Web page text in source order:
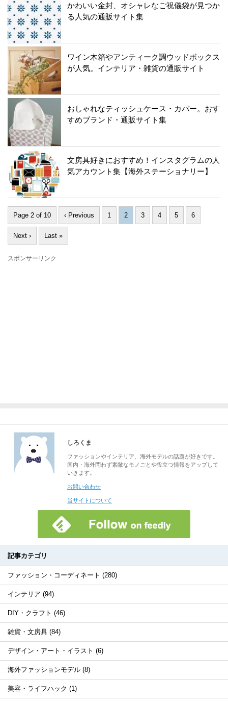
かわいい金封、オシャレなご祝儀袋が見つか
る人気の通販サイト集
ワイン木箱やアンティーク調ウッドボックス
が人気。インテリア・雑貨の通販サイト
おしゃれなティッシュケース・カバー。おす
すめブランド・通販サイト集
文房具好きにおすすめ！インスタグラムの人
気アカウント集【海外ステーショナリー】
Page 2 of 10 ‹ Previous 1 2 3 4 5 6
Next › Last »
スポンサーリンク
しろくま
ファッションやインテリア、海外モデルの話題が好きです。
国内・海外問わず素敵なモノごとや役立つ情報をアップして
いきます。
お問い合わせ
当サイトについて
記事カテゴリ
ファッション・コーディネート (280)
インテリア (94)
DIY・クラフト (46)
雑貨・文房具 (84)
デザイン・アート・イラスト (6)
海外ファッションモデル (8)
美容・ライフハック (1)